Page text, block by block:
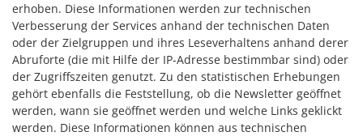
erhoben. Diese Informationen werden zur technischen
Verbesserung der Services anhand der technischen Daten
oder der Zielgruppen und ihres Leseverhaltens anhand derer
Abruforte (die mit Hilfe der IP-Adresse bestimmbar sind) oder
der Zugriffszeiten genutzt. Zu den statistischen Erhebungen
gehört ebenfalls die Feststellung, ob die Newsletter geöffnet
werden, wann sie geöffnet werden und welche Links geklickt
werden. Diese Informationen können aus technischen